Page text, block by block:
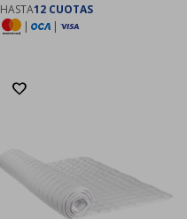
HASTA12 CUOTAS
|
|